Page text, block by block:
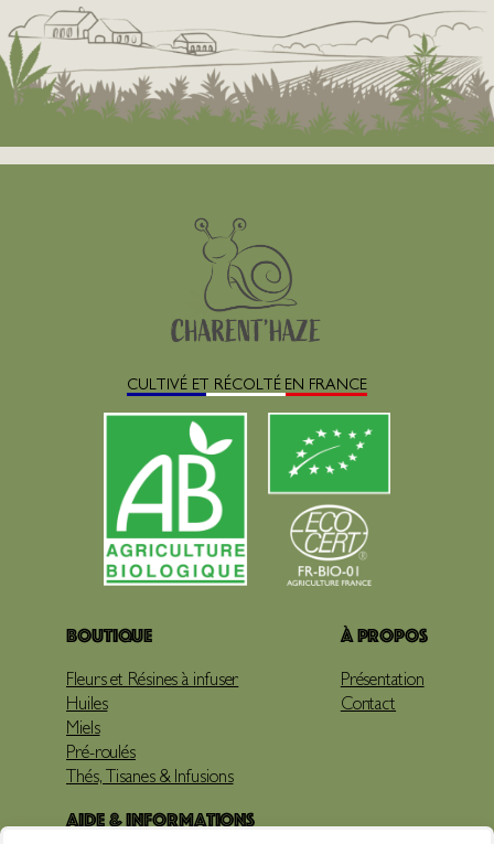
CULTIVÉ ET RÉCOLTÉ EN FRANCE
Boutique
Fleurs et Résines à infuser
Huiles
Miels
Pré-roulés
Thés, Tisanes & Infusions
À propos
Présentation
Contact
Aide & Informations